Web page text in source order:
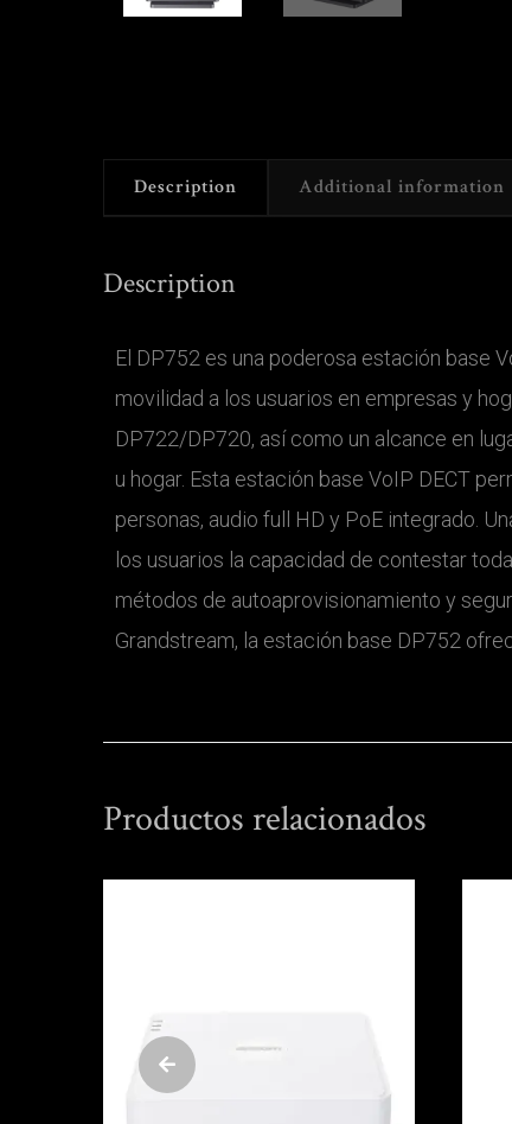
Description Additional information
Description
El DP752 es una poderosa estación base
movilidad a los usuarios en empresas y
DP722/DP720, así como un alcance en
u hogar. Esta estación base VoIP DECT
personas, audio full HD y PoE integrado.
los usuarios la capacidad de contestar
métodos de autoaprovisionamiento y
Grandstream, la estación base DP752
Productos relacionados